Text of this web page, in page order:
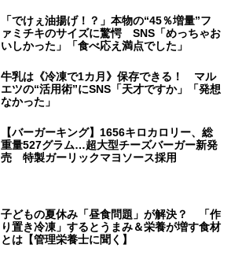
「でけぇ油揚げ！？」本物の“45％増量”フ
ァミチキのサイズに驚愕 SNS「めっちゃお
いしかった」「食べ応え満点でした」
牛乳は《冷凍で1カ月》保存できる！ マル
エツの“活用術”にSNS「天才ですか」「発想
なかった」
【バーガーキング】1656キロカロリー、総
重量527グラム…超大型チーズバーガー新発
売 特製ガーリックマヨソース採用
子どもの夏休み「昼食問題」が解決？ 「作
り置き冷凍」するとうまみ＆栄養が増す食材
とは【管理栄養士に聞く】